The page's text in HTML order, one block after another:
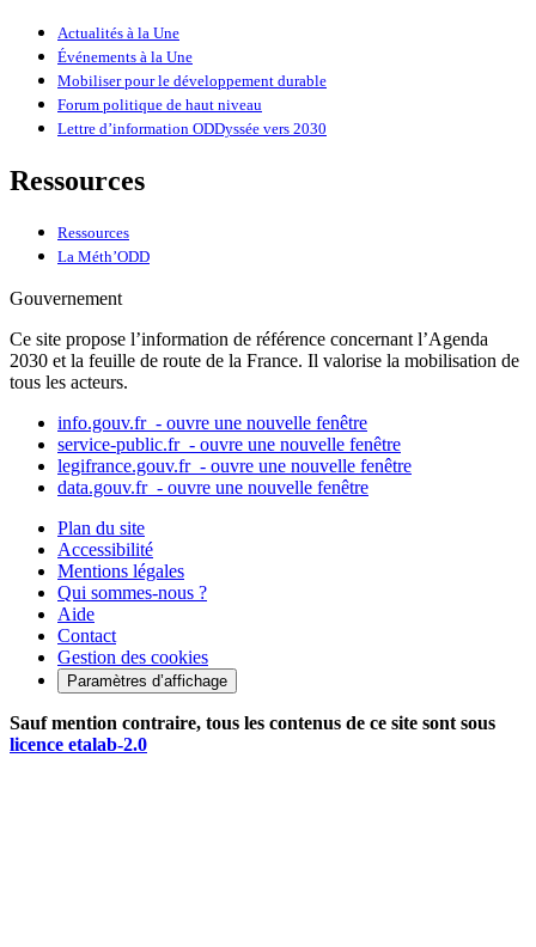
Actualités à la Une
Événements à la Une
Mobiliser pour le développement durable
Forum politique de haut niveau
Lettre d’information ODDyssée vers 2030
Ressources
Ressources
La Méth’ODD
Gouvernement
Ce site propose l’information de référence concernant l’Agenda
2030 et la feuille de route de la France. Il valorise la mobilisation de
tous les acteurs.
info.gouv.fr - ouvre une nouvelle fenêtre
service-public.fr - ouvre une nouvelle fenêtre
legifrance.gouv.fr - ouvre une nouvelle fenêtre
data.gouv.fr - ouvre une nouvelle fenêtre
Plan du site
Accessibilité
Mentions légales
Qui sommes-nous ?
Aide
Contact
Gestion des cookies
Paramètres d’affichage
Sauf mention contraire, tous les contenus de ce site sont sous
licence etalab-2.0